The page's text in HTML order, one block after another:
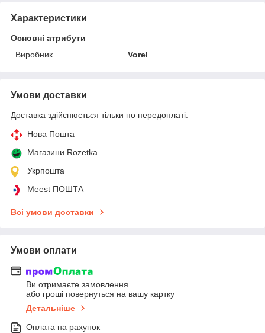
Характеристики
Основні атрибути
Виробник
Vorel
Умови доставки
Доставка здійснюється тільки по передоплаті.
Нова Пошта
Магазини Rozetka
Укрпошта
Meest ПОШТА
Всі умови доставки
Умови оплати
Ви отримаєте замовлення
або гроші повернуться на вашу картку
Детальніше
Оплата на рахунок